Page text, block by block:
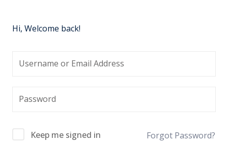
Hi, Welcome back!
Keep me signed in Forgot Password?